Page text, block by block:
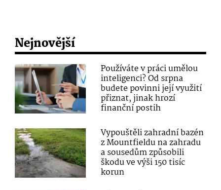
Nejnovější
Používáte v práci umělou
inteligenci? Od srpna
budete povinni její využití
přiznat, jinak hrozí
finanční postih
Vypouštěli zahradní bazén
z Mountfieldu na zahradu
a sousedům způsobili
škodu ve výši 150 tisíc
korun